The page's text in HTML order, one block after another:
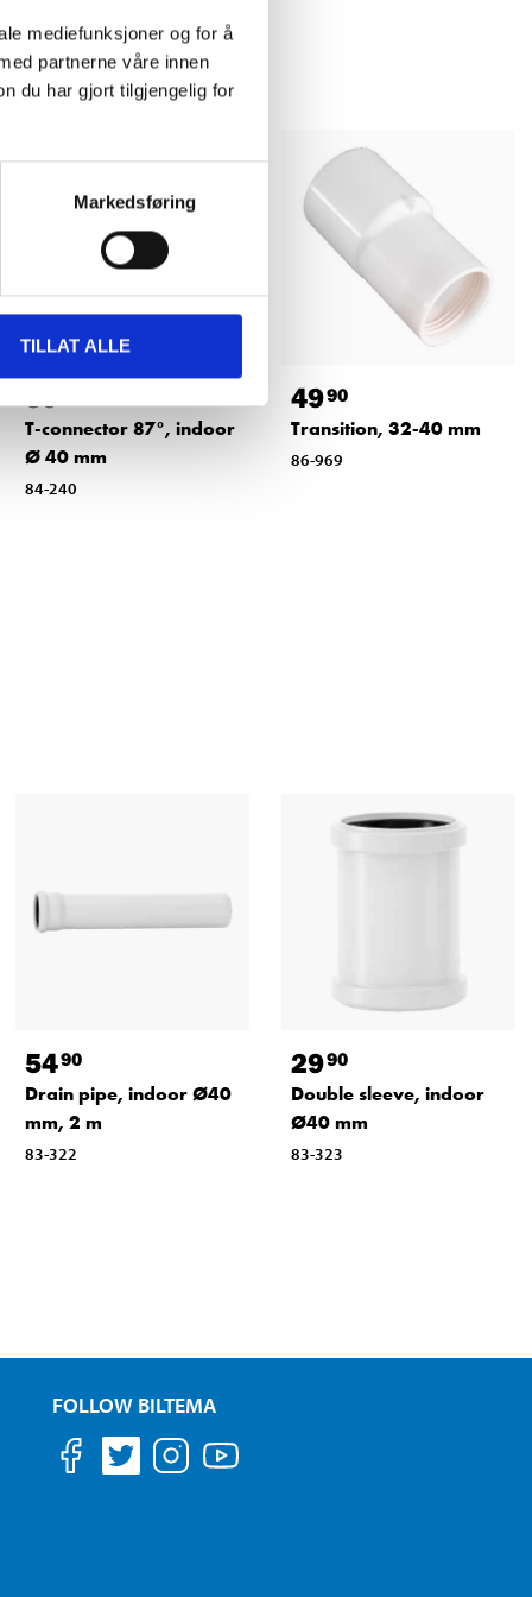
mediefunksjoner og for å
partnerne våre innen
du har gjort tilgjengelig for
Markedsføring
TILLAT ALLE
39
T-connector 87°, indoor
Ø 40 mm
84-240
4990
Transition, 32-40 mm
86-969
5490
Drain pipe, indoor Ø40
mm, 2 m
83-322
2990
Double sleeve, indoor
Ø40 mm
83-323
FOLLOW BILTEMA